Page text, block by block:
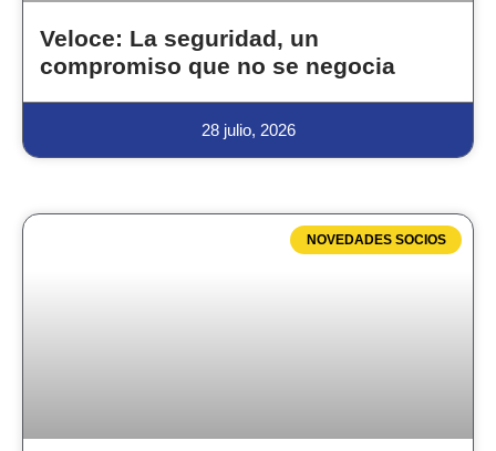
Veloce: La seguridad, un
compromiso que no se negocia
28 julio, 2026
NOVEDADES SOCIOS